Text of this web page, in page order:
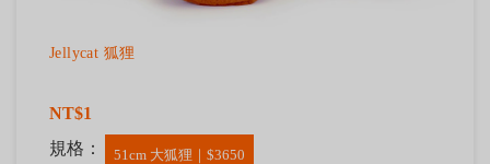
Jellycat 狐狸
NT$1
規格：
51cm 大狐狸｜$3650